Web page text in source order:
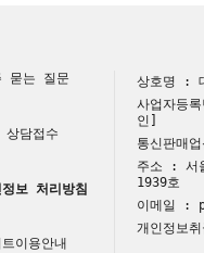
묻는 질문
담접수
정보 처리방침
이용안내
상호명 :
사업자등
인]
통신판매
주소 : 서
1939호
이메일 :
개인정보